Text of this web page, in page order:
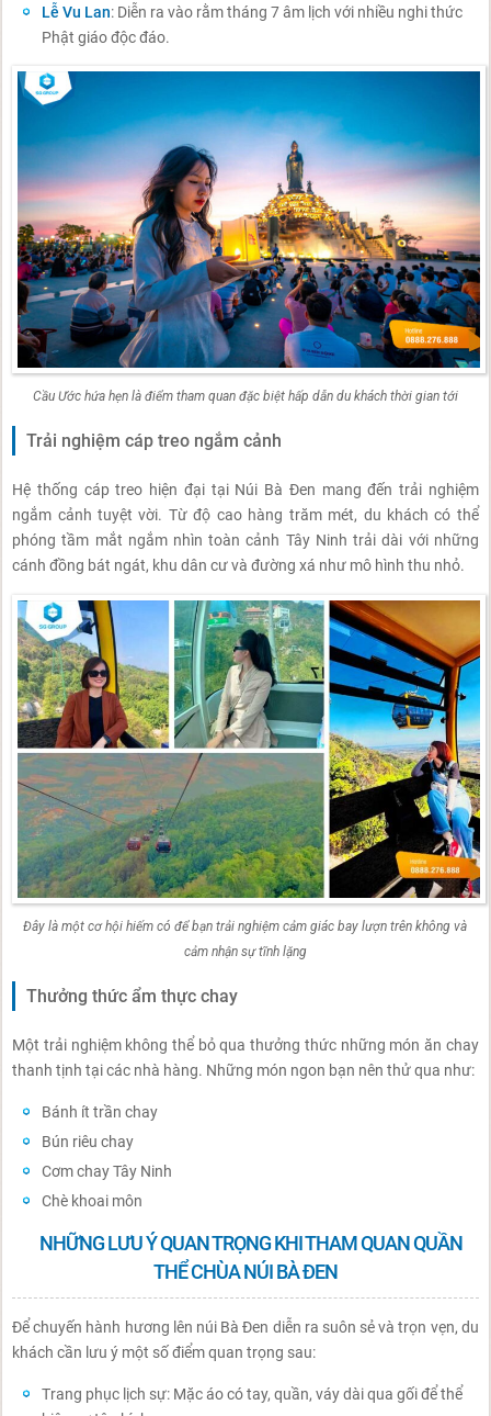
Lễ Vu Lan: Diễn ra vào rằm tháng 7 âm lịch với nhiều nghi thức
Phật giáo độc đáo.
Cầu Ước hứa hẹn là điểm tham quan đặc biệt hấp dẫn du khách thời gian tới
Trải nghiệm cáp treo ngắm cảnh
Hệ thống cáp treo hiện đại tại Núi Bà Đen mang đến trải nghiệm
ngắm cảnh tuyệt vời. Từ độ cao hàng trăm mét, du khách có thể
phóng tầm mắt ngắm nhìn toàn cảnh Tây Ninh trải dài với những
cánh đồng bát ngát, khu dân cư và đường xá như mô hình thu nhỏ.
Đây là một cơ hội hiếm có để bạn trải nghiệm cảm giác bay lượn trên không và
cảm nhận sự tĩnh lặng
Thưởng thức ẩm thực chay
Một trải nghiệm không thể bỏ qua thưởng thức những món ăn chay
thanh tịnh tại các nhà hàng. Những món ngon bạn nên thử qua như:
Bánh ít trần chay
Bún riêu chay
Cơm chay Tây Ninh
Chè khoai môn
NHỮNG LƯU Ý QUAN TRỌNG KHI THAM QUAN QUẦN
THỂ CHÙA NÚI BÀ ĐEN
Để chuyến hành hương lên núi Bà Đen diễn ra suôn sẻ và trọn vẹn, du
khách cần lưu ý một số điểm quan trọng sau:
Trang phục lịch sự: Mặc áo có tay, quần, váy dài qua gối để thể